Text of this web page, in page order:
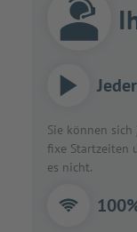
Sie können
fixe Startzeiten
es nicht.